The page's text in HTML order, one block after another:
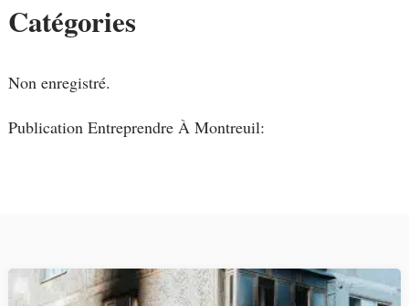
Catégories
Non enregistré.
Publication Entreprendre À Montreuil: